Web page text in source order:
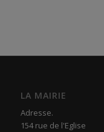
LA MAIRIE
Adresse.
154 rue de l'Eglise